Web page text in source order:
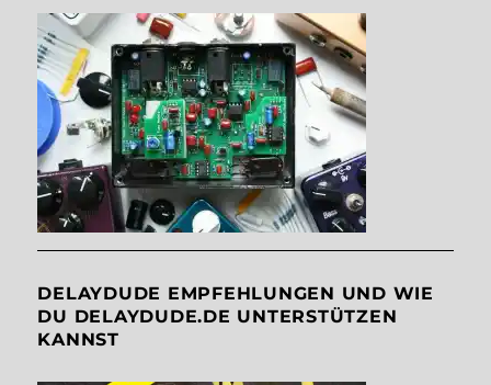
DELAYDUDE EMPFEHLUNGEN UND WIE
DU DELAYDUDE.DE UNTERSTÜTZEN
KANNST